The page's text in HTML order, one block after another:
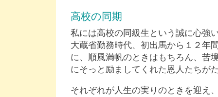
高校の同期
私には高校の同級生という誠に心強
大蔵省勤務時代、初出馬から１２年
に、順風満帆のときはもちろん、苦
にそっと励ましてくれた恩人たちが
それぞれが人生の実りのときを迎え